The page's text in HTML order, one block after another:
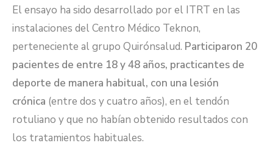
El ensayo ha sido desarrollado por el ITRT en las
instalaciones del Centro Médico Teknon,
perteneciente al grupo Quirónsalud. Participaron 20
pacientes de entre 18 y 48 años, practicantes de
deporte de manera habitual, con una lesión
crónica (entre dos y cuatro años), en el tendón
rotuliano y que no habían obtenido resultados con
los tratamientos habituales.